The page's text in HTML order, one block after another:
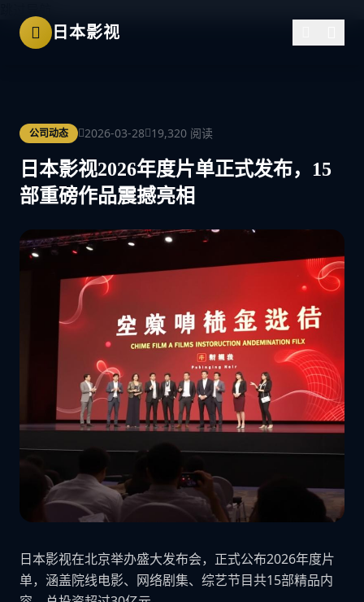
日本影视
公司动态 2026-03-28 19,320 阅读
日本影视2026年度片单正式发布，15
部重磅作品震撼亮相
日本影视在北京举办盛大发布会，正式公布2026年度片
单，涵盖院线电影、网络剧集、综艺节目共15部精品内